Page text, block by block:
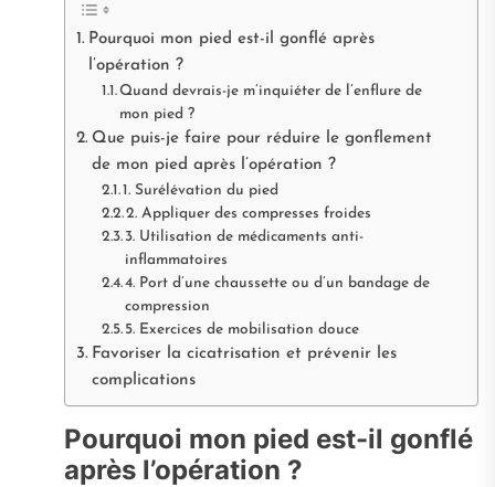
Pourquoi mon pied est-il gonflé après
l’opération ?
Quand devrais-je m’inquiéter de l’enflure de
mon pied ?
Que puis-je faire pour réduire le gonflement
de mon pied après l’opération ?
1. Surélévation du pied
2. Appliquer des compresses froides
3. Utilisation de médicaments anti-
inflammatoires
4. Port d’une chaussette ou d’un bandage de
compression
5. Exercices de mobilisation douce
Favoriser la cicatrisation et prévenir les
complications
Pourquoi mon pied est-il gonflé
après l’opération ?